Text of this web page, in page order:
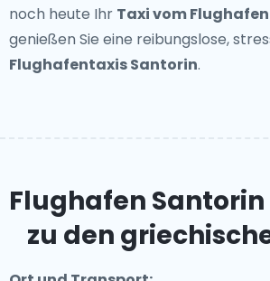
noch heute Ihr Taxi vom
genießen Sie eine reibungslose,
Flughafentaxis Santorin.
Flughafen Santorin
zu den